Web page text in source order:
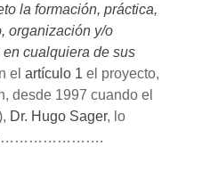
la formación, práctica,
organización y/o
cualquiera de sus
el artículo 1 el proyecto,
desde 1997 cuando el
Dr. Hugo Sager, lo
vez………………….